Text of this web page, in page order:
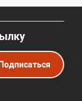
Подписаться